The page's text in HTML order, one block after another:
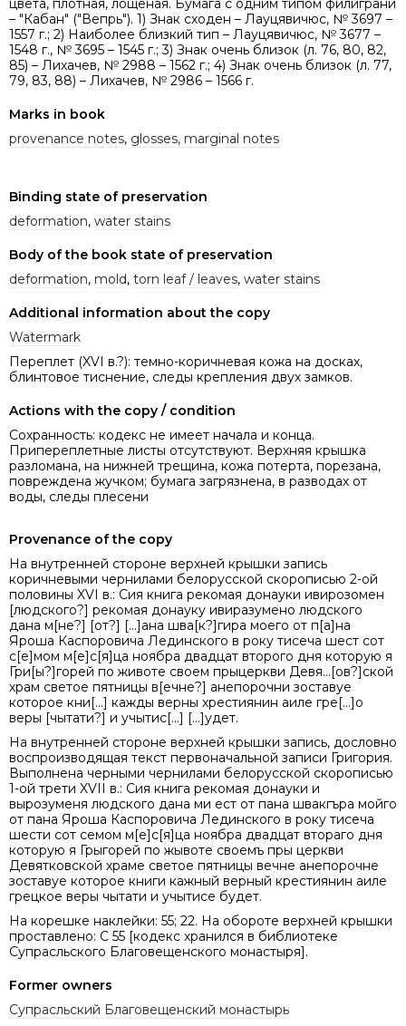
цвета, плотная, лощеная. Бумага с одним типом филиграни
– "Кабан" ("Вепрь"). 1) Знак сходен – Лауцявичюс, № 3697 –
1557 г.; 2) Наиболее близкий тип – Лауцявичюс, № 3677 –
1548 г., № 3695 – 1545 г.; 3) Знак очень близок (л. 76, 80, 82,
85) – Лихачев, № 2988 – 1562 г.; 4) Знак очень близок (л. 77,
79, 83, 88) – Лихачев, № 2986 – 1566 г.
Marks in book
provenance notes, glosses, marginal notes
Binding state of preservation
deformation, water stains
Body of the book state of preservation
deformation, mold, torn leaf / leaves, water stains
Additional information about the copy
Watermark
Переплет (XVI в.?): темно-коричневая кожа на досках,
блинтовое тиснение, следы крепления двух замков.
Actions with the copy / condition
Сохранность: кодекс не имеет начала и конца.
Припереплетные листы отсутствуют. Верхняя крышка
разломана, на нижней трещина, кожа потерта, порезана,
повреждена жучком; бумага загрязнена, в разводах от
воды, следы плесени
Provenance of the copy
На внутренней стороне верхней крышки запись
коричневыми чернилами белорусской скорописью 2-ой
половины XVI в.: Сия книга рекомая донауки ивирозомен
[людского?] рекомая донауку ивиразумено людского
дана м[не?] [от?] [...]ана шва[к?]гира моего от п[а]на
Яроша Каспоровича Лединского в року тисеча шест сот
с[е]мом м[е]с[я]ца ноябра двадцат второго дня которую я
Гри[ы?]горей по животе своем прыцеркви Девя...[ов?]ской
храм светое пятницы в[ечне?] анепорочни зоставуе
которое кни[...] кажды верны хрестиянин аиле гре[...]о
веры [чытати?] и учытис[...] [...]удет.
На внутренней стороне верхней крышки запись, дословно
воспроизводящая текст первоначальной записи Григория.
Выполнена черными чернилами белорусской скорописью
1-ой трети XVII в.: Сия книга рекомая донауки и
вырозуменя людского дана ми ест от пана швакгъра мойго
от пана Яроша Каспоровича Лединского в року тисеча
шести сот семом м[е]с[я]ца ноябра двадцат втораго дня
которую я Грыгорей по жывоте своемъ пры церкви
Девятковской храме светое пятницы вечне анепорочне
зоставуе которое книги кажный верный крестиянин аиле
грецкое веры чытати и учытисе будет.
На корешке наклейки: 55; 22. На обороте верхней крышки
проставлено: С 55 [кодекс хранился в библиотеке
Супрасльского Благовещенского монастыря].
Former owners
Супрасльский Благовещенский монастырь